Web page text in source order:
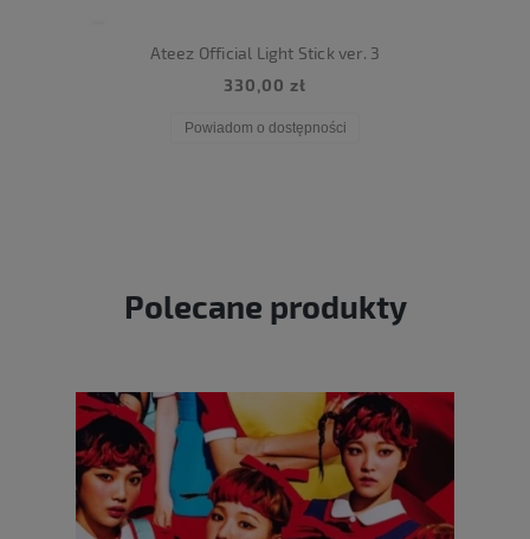
Ateez Official Light Stick ver. 3
330,00 zł
Powiadom o dostępności
Polecane produkty